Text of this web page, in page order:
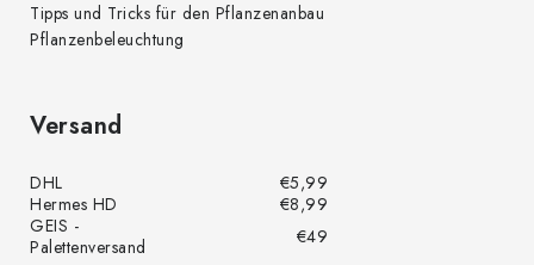
Tipps und Tricks für den Pflanzenanbau
Pflanzenbeleuchtung
Versand
DHL
€5,99
Hermes HD
€8,99
GEIS -
Palettenversand
€49